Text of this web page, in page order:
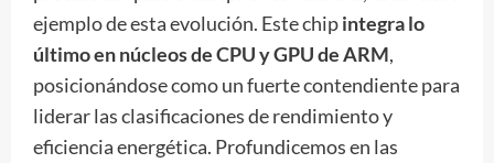
ejemplo de esta evolución. Este chipintegra lo
último en núcleos de CPU y GPU de ARM,
posicionándose como un fuerte contendiente para
liderar las clasificaciones de rendimiento y
eficiencia energética. Profundicemos en las